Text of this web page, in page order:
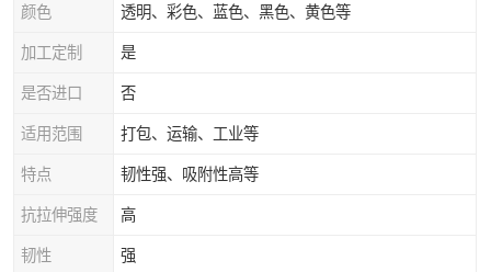
颜色 透明、彩色、蓝色、黑色、黄色等
加工定制 是
是否进口 否
适用范围 打包、运输、工业等
特点 韧性强、吸附性高等
抗拉伸强度 高
韧性 强